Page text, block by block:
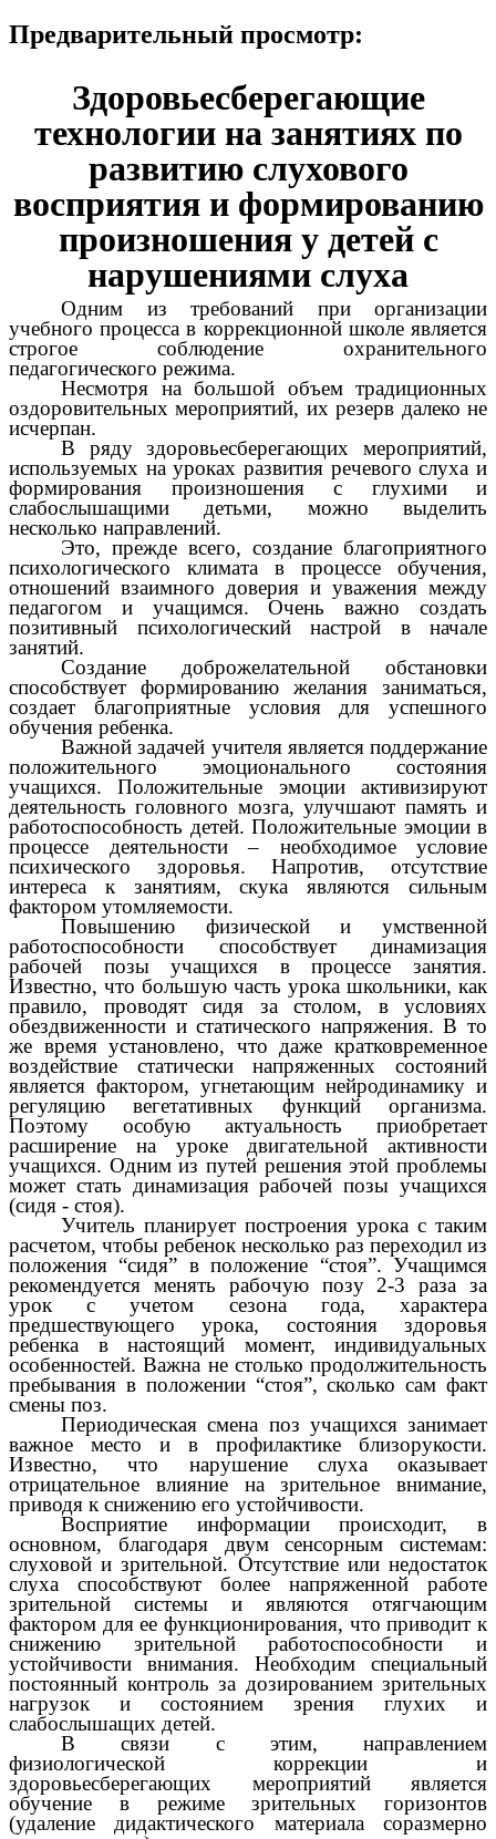
Предварительный просмотр:
Здоровьесберегающие
технологии на занятиях по
развитию слухового
восприятия и формированию
произношения у детей с
нарушениями слуха
Одним из требований при организации
учебного процесса в коррекционной школе является
строгое соблюдение охранительного
педагогического режима.
Несмотря на большой объем традиционных
оздоровительных мероприятий, их резерв далеко не
исчерпан.
В ряду здоровьесберегающих мероприятий,
используемых на уроках развития речевого слуха и
формирования произношения с глухими и
слабослышащими детьми, можно выделить
несколько направлений.
Это, прежде всего, создание благоприятного
психологического климата в процессе обучения,
отношений взаимного доверия и уважения между
педагогом и учащимся. Очень важно создать
позитивный психологический настрой в начале
занятий.
Создание доброжелательной обстановки
способствует формированию желания заниматься,
создает благоприятные условия для успешного
обучения ребенка.
Важной задачей учителя является поддержание
положительного эмоционального состояния
учащихся. Положительные эмоции активизируют
деятельность головного мозга, улучшают память и
работоспособность детей. Положительные эмоции в
процессе деятельности – необходимое условие
психического здоровья. Напротив, отсутствие
интереса к занятиям, скука являются сильным
фактором утомляемости.
Повышению физической и умственной
работоспособности способствует динамизация
рабочей позы учащихся в процессе занятия.
Известно, что большую часть урока школьники, как
правило, проводят сидя за столом, в условиях
обездвиженности и статического напряжения. В то
же время установлено, что даже кратковременное
воздействие статически напряженных состояний
является фактором, угнетающим нейродинамику и
регуляцию вегетативных функций организма.
Поэтому особую актуальность приобретает
расширение на уроке двигательной активности
учащихся. Одним из путей решения этой проблемы
может стать динамизация рабочей позы учащихся
(сидя - стоя).
Учитель планирует построения урока с таким
расчетом, чтобы ребенок несколько раз переходил из
положения “сидя” в положение “стоя”. Учащимся
рекомендуется менять рабочую позу 2-3 раза за
урок с учетом сезона года, характера
предшествующего урока, состояния здоровья
ребенка в настоящий момент, индивидуальных
особенностей. Важна не столько продолжительность
пребывания в положении “стоя”, сколько сам факт
смены поз.
Периодическая смена поз учащихся занимает
важное место и в профилактике близорукости.
Известно, что нарушение слуха оказывает
отрицательное влияние на зрительное внимание,
приводя к снижению его устойчивости.
Восприятие информации происходит, в
основном, благодаря двум сенсорным системам:
слуховой и зрительной. Отсутствие или недостаток
слуха способствуют более напряженной работе
зрительной системы и являются отягчающим
фактором для ее функционирования, что приводит к
снижению зрительной работоспособности и
устойчивости внимания. Необходим специальный
постоянный контроль за дозированием зрительных
нагрузок и состоянием зрения глухих и
слабослышащих детей.
В связи с этим, направлением
физиологической коррекции и
здоровьесберегающих мероприятий является
обучение в режиме зрительных горизонтов
(удаление дидактического материала соразмерно